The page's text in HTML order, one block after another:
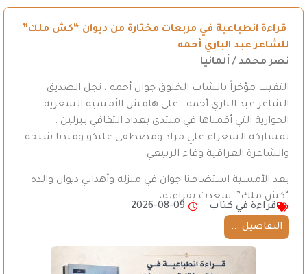
قراءة انطباعية في مربعات مختارة من ديوان “كش ملك”
للشاعر عبد الباري أحمه
نصر محمد / ألمانيا
التقيت مؤخراً بالشاب الخلوق جوان أحمه ، نجل الصديق
الشاعر عبد الباري أحمه ، على هامش الأمسية الشعرية
الحوارية التي أقمناها في منتدى بغداد الثقافي ببرلين ،
بمشاركة الشعراء علي مراد ومصطفى عليكو وميديا شيخة
والشاعرة العراقية وفاء الربيعي .
بعد الأمسية استضافنا جوان في منزله وأهداني ديوان والده
“كش ملك”. سعدت بقراءته،…
قراءة في كتاب
2026-08-09
التفاصيل ...